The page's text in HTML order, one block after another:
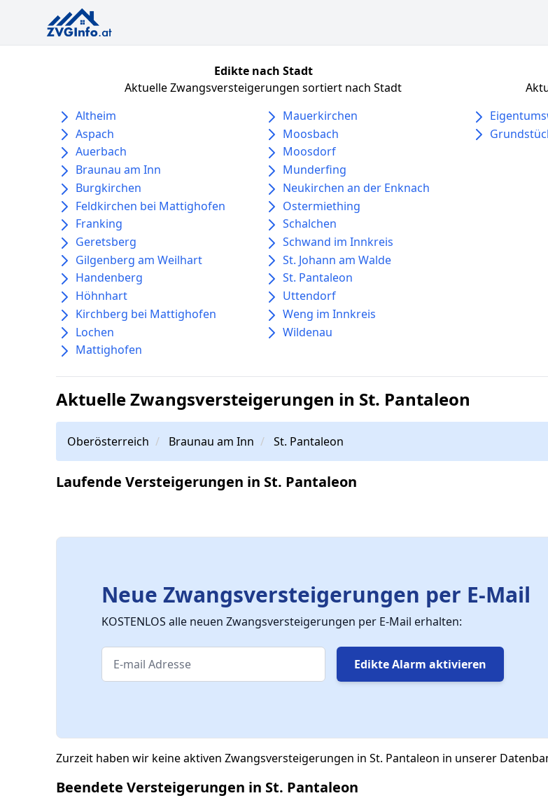
Edikte nach Stadt
Aktuelle Zwangsversteigerungen sortiert nach Stadt
Altheim
Aspach
Auerbach
Braunau am Inn
Burgkirchen
Feldkirchen bei Mattighofen
Franking
Geretsberg
Gilgenberg am Weilhart
Handenberg
Höhnhart
Kirchberg bei Mattighofen
Lochen
Mattighofen
Mauerkirchen
Moosbach
Moosdorf
Munderfing
Neukirchen an der Enknach
Ostermiething
Schalchen
Schwand im Innkreis
St. Johann am Walde
St. Pantaleon
Uttendorf
Weng im Innkreis
Wildenau
Aktuelle Zwangsversteigerungen in St. Pantaleon
Oberösterreich Braunau am Inn St. Pantaleon
Laufende Versteigerungen in St. Pantaleon
Neue Zwangsversteigerungen per E-Mail
KOSTENLOS alle neuen Zwangsversteigerungen per E-Mail erhalten:
Edikte Alarm aktivieren
Zurzeit haben wir keine aktiven Zwangsversteigerungen in St. Pantaleon in unserer
Beendete Versteigerungen in St. Pantaleon